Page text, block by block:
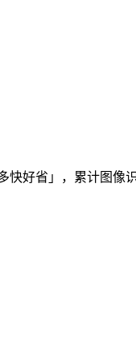
好省」，累计图像